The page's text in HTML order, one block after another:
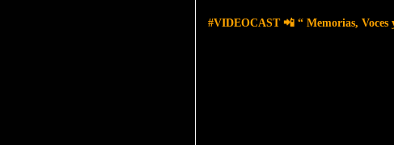
#VIDEOCAST 📲 “ Memorias, Voces